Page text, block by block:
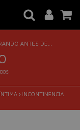
ANTES DE...
› INCONTINENCIA